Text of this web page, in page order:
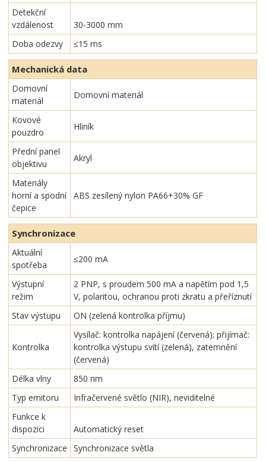
Detekční
vzdálenost
30-3000 mm
Doba odezvy
≤15 ms
Mechanická data
Domovní
materiál
Domovní materiál
Kovové
pouzdro
Hliník
Přední panel
objektivu
Akryl
Materiály
horní a spodní
čepice
ABS zesílený nylon PA66+30% GF
Synchronizace
Aktuální
spotřeba
≤200 mA
Výstupní
režim
2 PNP, s proudem 500 mA a napětím pod 1,5
V, polaritou, ochranou proti zkratu a přeříznutí
Stav výstupu
ON (zelená kontrolka příjmu)
Kontrolka
Vysílač: kontrolka napájení (červená); přijímač:
kontrolka výstupu svítí (zelená), zatemnění
(červená)
Délka vlny
850 nm
Typ emitoru
Infračervené světlo (NIR), neviditelné
Funkce k
dispozici
Automatický reset
Synchronizace
Synchronizace světla